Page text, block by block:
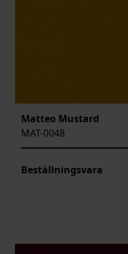
Matteo Mustard
MAT-0048
Beställningsvara